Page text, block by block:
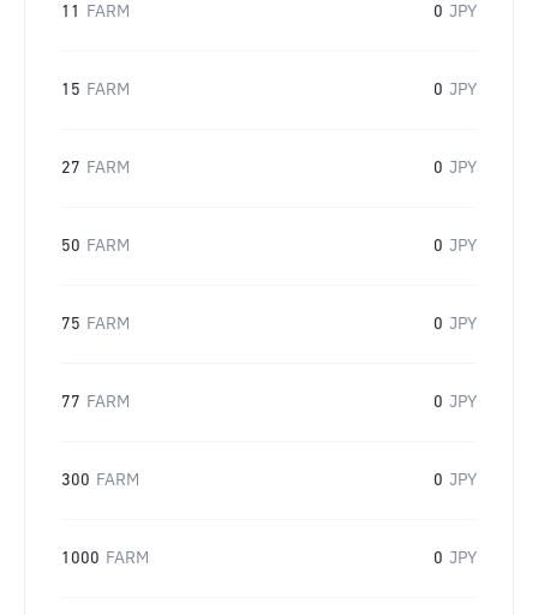
11 FARM 0 JPY
15 FARM 0 JPY
27 FARM 0 JPY
50 FARM 0 JPY
75 FARM 0 JPY
77 FARM 0 JPY
300 FARM 0 JPY
1000 FARM 0 JPY